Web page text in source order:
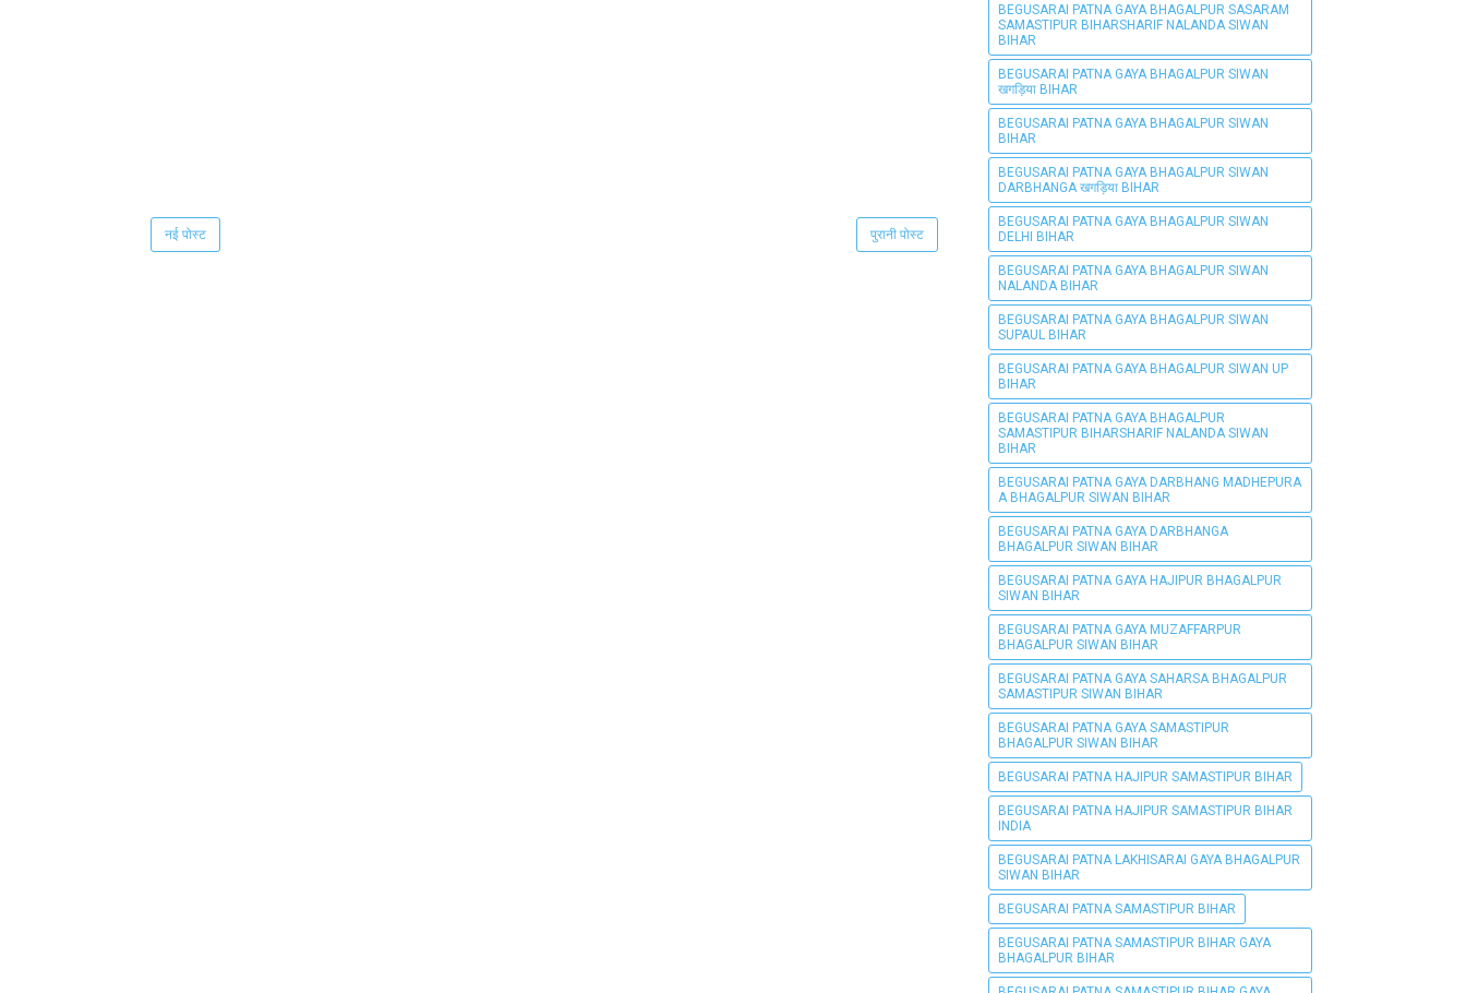
नई पोस्ट पुरानी पोस्ट
BEGUSARAI PATNA GAYA BHAGALPUR SASARAM
SAMASTIPUR BIHARSHARIF NALANDA SIWAN
BIHAR
BEGUSARAI PATNA GAYA BHAGALPUR SIWAN
खगड़िया BIHAR
BEGUSARAI PATNA GAYA BHAGALPUR SIWAN
BIHAR
BEGUSARAI PATNA GAYA BHAGALPUR SIWAN
DARBHANGA खगड़िया BIHAR
BEGUSARAI PATNA GAYA BHAGALPUR SIWAN
DELHI BIHAR
BEGUSARAI PATNA GAYA BHAGALPUR SIWAN
NALANDA BIHAR
BEGUSARAI PATNA GAYA BHAGALPUR SIWAN
SUPAUL BIHAR
BEGUSARAI PATNA GAYA BHAGALPUR SIWAN UP
BIHAR
BEGUSARAI PATNA GAYA BHAGALPUR
SAMASTIPUR BIHARSHARIF NALANDA SIWAN
BIHAR
BEGUSARAI PATNA GAYA DARBHANG MADHEPURA
A BHAGALPUR SIWAN BIHAR
BEGUSARAI PATNA GAYA DARBHANGA
BHAGALPUR SIWAN BIHAR
BEGUSARAI PATNA GAYA HAJIPUR BHAGALPUR
SIWAN BIHAR
BEGUSARAI PATNA GAYA MUZAFFARPUR
BHAGALPUR SIWAN BIHAR
BEGUSARAI PATNA GAYA SAHARSA BHAGALPUR
SAMASTIPUR SIWAN BIHAR
BEGUSARAI PATNA GAYA SAMASTIPUR
BHAGALPUR SIWAN BIHAR
BEGUSARAI PATNA HAJIPUR SAMASTIPUR BIHAR
BEGUSARAI PATNA HAJIPUR SAMASTIPUR BIHAR
INDIA
BEGUSARAI PATNA LAKHISARAI GAYA BHAGALPUR
SIWAN BIHAR
BEGUSARAI PATNA SAMASTIPUR BIHAR
BEGUSARAI PATNA SAMASTIPUR BIHAR GAYA
BHAGALPUR BIHAR